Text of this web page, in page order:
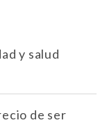
y salud
de ser